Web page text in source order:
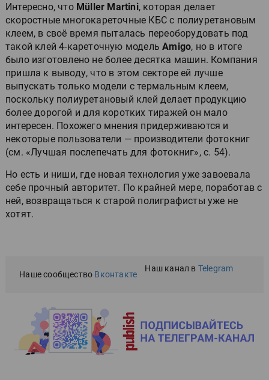
Интересно, что Мüller Мartini, которая делает
скоростные многокареточные КБС с полиуретановым
клеем, в своё время пыталась переоборудовать под
такой клей 4-кареточную модельAmigo, но в итоге
было изготовлено не более десятка машин. Компания
пришла к выводу, что в этом секторе ей лучше
выпускать только модели с термальным клеем,
поскольку полиуретановый клей делает продукцию
более дорогой и для коротких тиражей он мало
интересен. Похожего мнения придерживаются и
некоторые пользователи — производители фотокниг
(см. «Лучшая послепечать для фотокниг», с. 54).
Но есть и ниши, где новая технология уже завоевала
себе прочный авторитет. По крайней мере, поработав с
ней, возвращаться к старой полиграфисты уже не
хотят.
Наше сообщество Вконтакте
Наш канал в Telegram